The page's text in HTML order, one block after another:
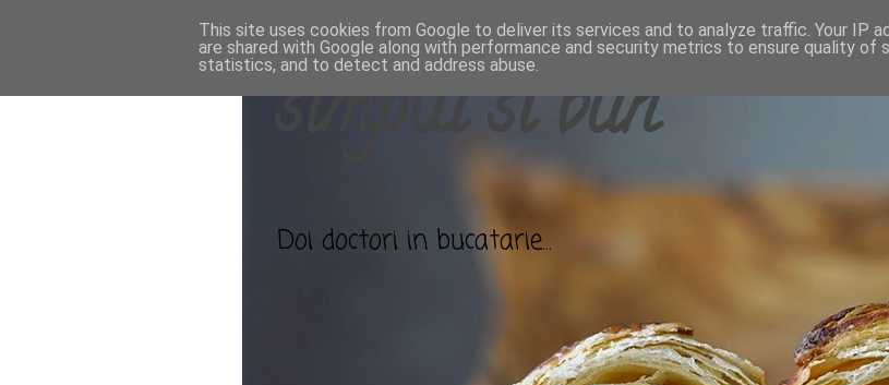
simplu si bun
Doi doctori in bucatarie...
This site uses cookies from Google to deliver its services and to analyze traffic. Your IP
are shared with Google along with performance and security metrics to ensure quality of
statistics, and to detect and address abuse.